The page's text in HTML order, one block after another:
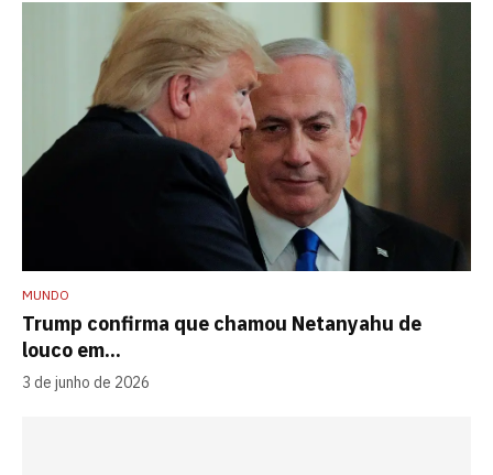
MUNDO
Trump confirma que chamou Netanyahu de
louco em...
3 de junho de 2026